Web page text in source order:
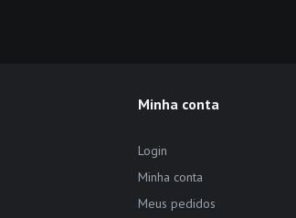
Minha conta
Login
Minha conta
Meus pedidos